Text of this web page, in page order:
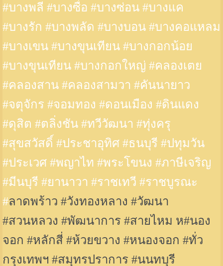
#บางพลี #บางซื่อ #บางซ่อน #บางแค
#บางรัก #บางพลัด #บางบอน #บางคอแหลม
#บางเขน #บางขุนเทียน #บางกอกน้อย
#บางขุนเทียน #บางกอกใหญ่ #คลองเตย
#คลองสาน #คลองสามวา #คันนายาว
#จตุจักร #จอมทอง #ดอนเมือง #ดินแดง
#ดุสิต #ตลิ่งชัน #ทวีวัฒนา #ทุ่งครุ
#สุขสวัสดิ์ #ประชาอุทิศ #ธนบุรี #ปทุมวัน
#ประเวศ #พญาไท #พระโขนง #ภาษีเจริญ
#มีนบุรี #ยานาวา #ราชเทวี #ราชบูรณะ
#ลาดพร้าว #วังทองหลาง #วัฒนา
#สวนหลวง #พัฒนาการ #สายไหม ห#นอง
จอก #หลักสี่ #ห้วยขวาง #หนองจอก #ทั่ว
กรุงเทพฯ #สมุทรปราการ #นนทบุรี